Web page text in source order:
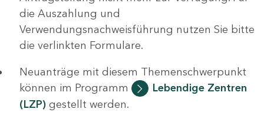
die Auszahlung und
Verwendungsnachweisführung nutzen Sie bitte
die verlinkten Formulare.
Neuanträge mit diesem Themenschwerpunkt
können im Programm
Lebendige Zentren
(LZP) gestellt werden.